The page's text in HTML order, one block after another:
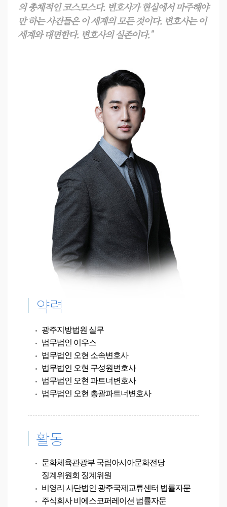
의 총체적인 코스모스다. 변호사가 현실에서 마주해야
만 하는 사건들은 이 세계의 모든 것이다. 변호사는 이
세계와 대면한다. 변호사의 실존이다."
약력
광주지방법원 실무
법무법인 이우스
법무법인 오현 소속변호사
법무법인 오현 구성원변호사
법무법인 오현 파트너변호사
법무법인 오현 총괄파트너변호사
활동
문화체육관광부 국립아시아문화전당
징계위원회 징계위원
비영리 사단법인 광주국제교류센터 법률자문
주식회사 비에스코퍼레이션 법률자문